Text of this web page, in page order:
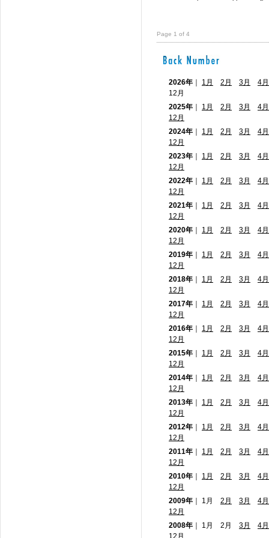
Page 1 of 4
2026年 1月 2月 3月
4月
12月
2025年
1月 2月 3月
4月
12月
2024年
1月 2月 3月
4月
12月
2023年
1月 2月 3月
4月
12月
2022年
1月 2月 3月
4月
12月
2021年
1月 2月 3月
4月
12月
2020年
1月 2月 3月
4月
12月
2019年
1月 2月 3月
4月
12月
2018年
1月 2月 3月
4月
12月
2017年
1月 2月 3月
4月
12月
2016年
1月 2月 3月
4月
12月
2015年
1月 2月 3月
4月
12月
2014年
1月 2月 3月
4月
12月
2013年
1月 2月 3月
4月
12月
2012年
1月 2月 3月
4月
12月
2011年
1月 2月 3月
4月
12月
2010年
1月 2月 3月
4月
12月
2009年 ｜ 1月 2月 3月
4月
12月
2008年 ｜ 1月 2月 3月
4月
12月